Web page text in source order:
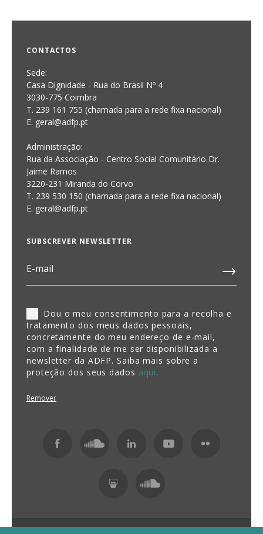
CONTACTOS
Sede:
Casa Dignidade - Rua do Brasil Nº 4
3030-775 Coimbra
T. 239 161 755 (chamada para a rede fixa nacional)
E. geral@adfp.pt
Administração:
Rua da Associação - Centro Social Comunitário Dr.
Jaime Ramos
3220-231 Miranda do Corvo
T. 239 530 150 (chamada para a rede fixa nacional)
E. geral@adfp.pt
SUBSCREVER NEWSLETTER
Dou o meu consentimento para a recolha e
tratamento dos meus dados pessoais,
concretamente do meu endereço de e-mail,
com a finalidade de me ser disponibilizada a
newsletter da ADFP. Saiba mais sobre a
proteção dos seus dados aqui.
Remover